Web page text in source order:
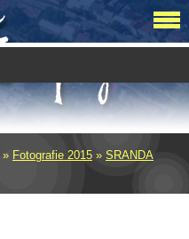
» Fotografie 2015 » SRANDA